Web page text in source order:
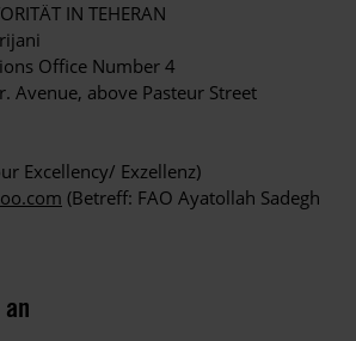
IN TEHERAN
Office Number 4
Avenue, above Pasteur Street
Excellency/ Exzellenz)
(Betreff: FAO Ayatollah Sadegh